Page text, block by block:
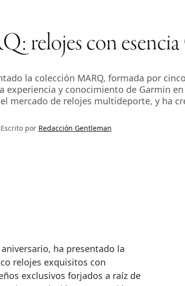
relojes con
la colección MARQ, formada por
experiencia y conocimiento de Garmin
mercado de relojes multideporte, y ha
Escrito por Redacción Gentleman
relojes exquisitos con
exclusivos forjados a raíz de